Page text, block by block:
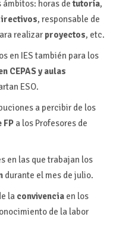
ámbitos: horas detutoría,
, responsable de
realizar proyectos, etc.
en IES también para los
CEPAS y aulas
ESO.
a percibir de los
FPa los Profesores de
en las que trabajan los
durante el mes de julio.
la convivenciaen los
de la labor